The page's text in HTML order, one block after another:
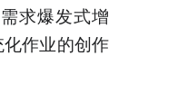
求爆发式增
作业的创作